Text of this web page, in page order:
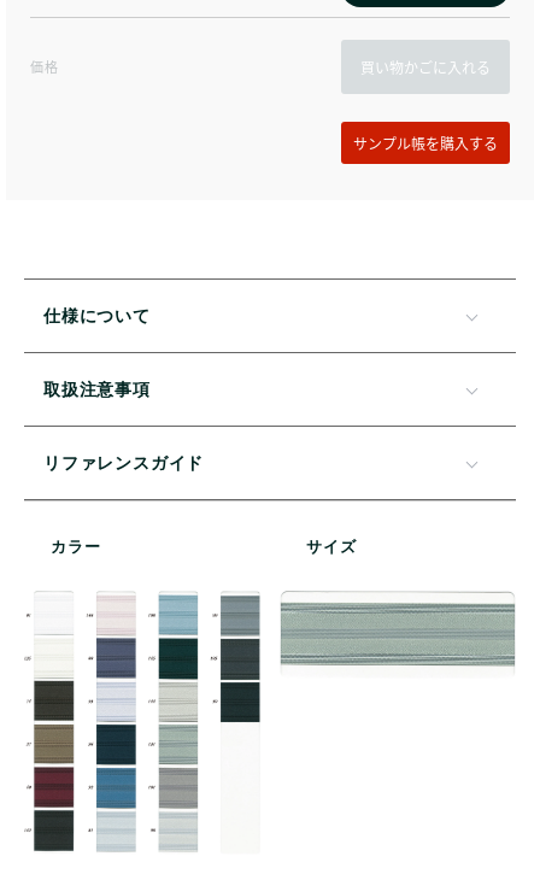
価格 買い物かごに入れる
仕様について
取扱注意事項
リファレンスガイド
カラー サイズ